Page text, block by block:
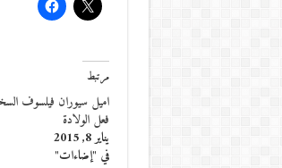
مرتبط
اميل سيوران فيلسوف
فعل الولادة
يناير 8, 2015
في "إضاءات"